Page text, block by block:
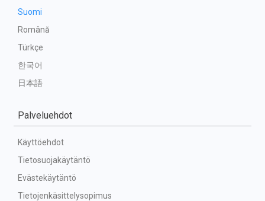
Suomi
Română
Türkçe
한국어
日本語
Palveluehdot
Käyttöehdot
Tietosuojakäytäntö
Evästekäytäntö
Tietojenkäsittelysopimus